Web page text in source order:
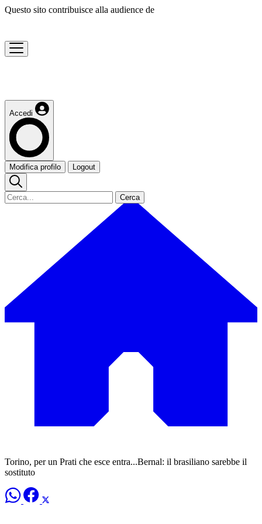
Questo sito contribuisce alla audience de
Accedi
Modifica profilo Logout
Cerca
Torino, per un Prati che esce entra...Bernal: il brasiliano sarebbe il
sostituto